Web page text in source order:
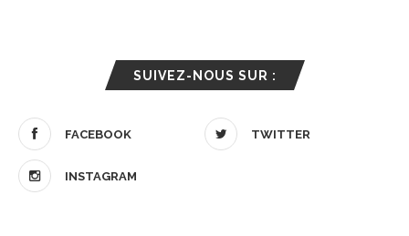
SUIVEZ-NOUS SUR :
FACEBOOK TWITTER
INSTAGRAM